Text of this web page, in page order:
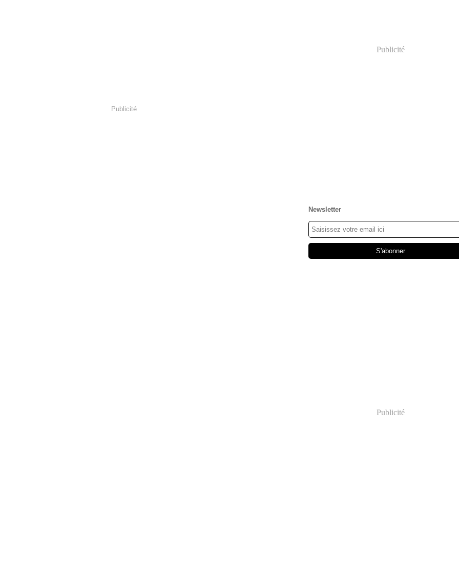
Publicité
Publicité
Newsletter
Publicité